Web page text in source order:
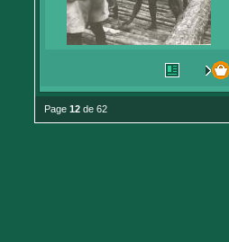
Page 12 de 62